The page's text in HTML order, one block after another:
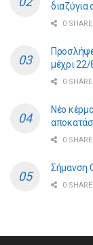
0
μέχρι 22/
0
Νέο
0
Σήμανση
0